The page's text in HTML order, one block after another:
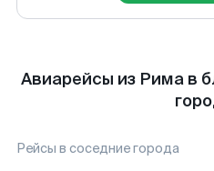
Авиарейсы из Рима в
Рейсы в соседние города